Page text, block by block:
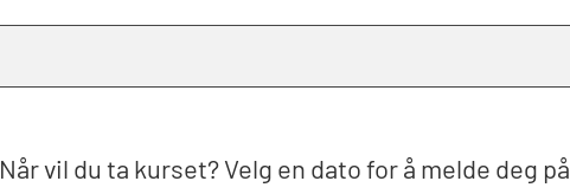
Når vil du ta kurset? Velg en dato for å melde deg på.